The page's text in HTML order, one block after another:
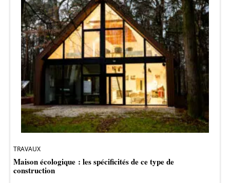
TRAVAUX
Maison écologique : les spécificités de ce type de
construction